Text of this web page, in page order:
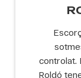
controlat.
Roldó